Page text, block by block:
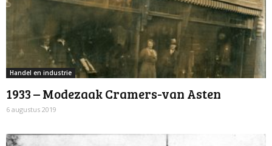
Handel en industrie
1933 – Modezaak Cramers-van Asten
6 augustus 2019